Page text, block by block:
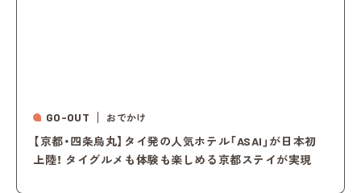
GO-OUT おでかけ
【京都・四条烏丸】タイ発の人気ホテル「ASAI」が日本初
上陸！ タイグルメも体験も楽しめる京都ステイが実現